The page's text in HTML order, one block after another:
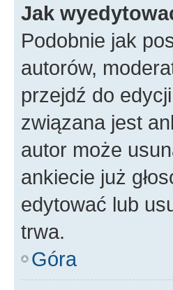
Jak
Podobnie jak
autorów,
przejdź do
związana jest
autor może
ankiecie już
edytować lub
trwa.
Góra